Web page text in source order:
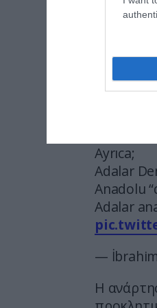
Η
Eğer
İsrail’i
“Batı
Ayrıca;
Adalar
Anadolu
Adalar
—
Η